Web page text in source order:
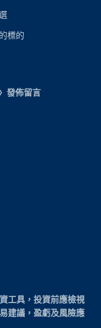
標的
發佈留言
工具，投資前應檢視
建議，盈虧及風險應